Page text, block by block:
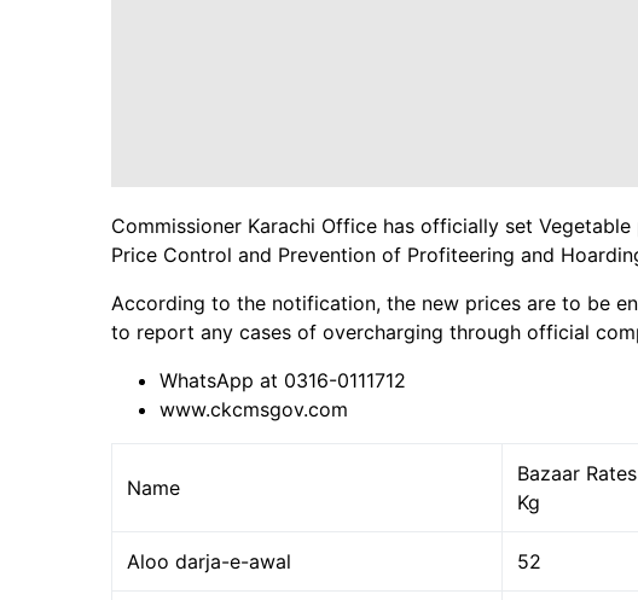
Commissioner Karachi Office has officially set
Price Control and Prevention of Profiteering and
According to the notification, the new prices are to be
to report any cases of overcharging through official
WhatsApp at 0316-0111712
www.ckcmsgov.com
Name
Bazaar
Kg
Aloo darja-e-awal 52